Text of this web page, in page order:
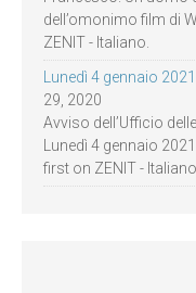
dell’omonimo film di
ZENIT - Italiano.
Lunedì 4 gennaio
29, 2020
Avviso dell’Ufficio
Lunedì 4 gennaio
first on ZENIT - Italiano.